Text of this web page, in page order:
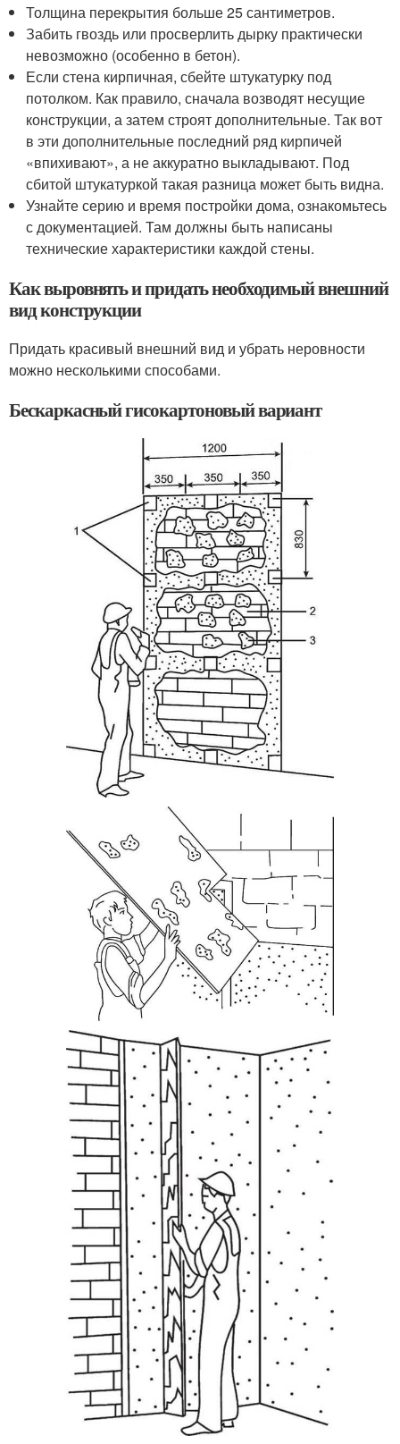
Толщина перекрытия больше 25 сантиметров.
Забить гвоздь или просверлить дырку практически
невозможно (особенно в бетон).
Если стена кирпичная, сбейте штукатурку под
потолком. Как правило, сначала возводят несущие
конструкции, а затем строят дополнительные. Так вот
в эти дополнительные последний ряд кирпичей
«впихивают», а не аккуратно выкладывают. Под
сбитой штукатуркой такая разница может быть видна.
Узнайте серию и время постройки дома, ознакомьтесь
с документацией. Там должны быть написаны
технические характеристики каждой стены.
Как выровнять и придать необходимый внешний
вид конструкции
Придать красивый внешний вид и убрать неровности
можно несколькими способами.
Бескаркасный гисокартоновый вариант